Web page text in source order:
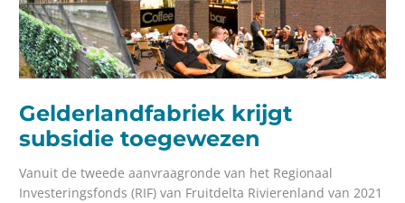
Gelderlandfabriek krijgt
subsidie toegewezen
Vanuit de tweede aanvraagronde van het Regionaal
Investeringsfonds (RIF) van Fruitdelta Rivierenland van 2021